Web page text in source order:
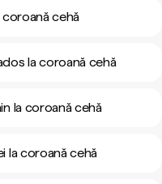
coroană cehă
la coroană cehă
la coroană cehă
la coroană cehă